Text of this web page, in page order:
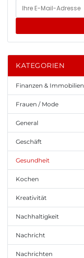
KATEGORIEN
Finanzen & Immobilien
Frauen / Mode
General
Geschäft
Gesundheit
Kochen
Kreativität
Nachhaltigkeit
Nachricht
Nachrichten